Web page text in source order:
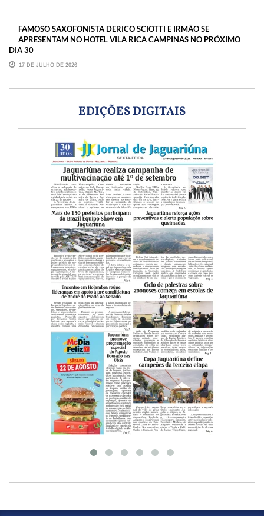
FAMOSO SAXOFONISTA DERICO SCIOTTI E IRMÃO SE
APRESENTAM NO HOTEL VILA RICA CAMPINAS NO PRÓXIMO
DIA 30
17 DE JULHO DE 2026
EDIÇÕES DIGITAIS